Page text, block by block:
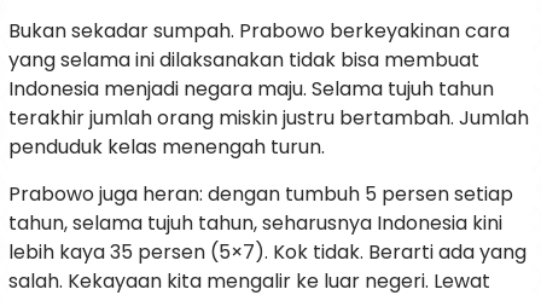
Bukan sekadar sumpah. Prabowo berkeyakinan cara
yang selama ini dilaksanakan tidak bisa membuat
Indonesia menjadi negara maju. Selama tujuh tahun
terakhir jumlah orang miskin justru bertambah. Jumlah
penduduk kelas menengah turun.
Prabowo juga heran: dengan tumbuh 5 persen setiap
tahun, selama tujuh tahun, seharusnya Indonesia kini
lebih kaya 35 persen (5×7). Kok tidak. Berarti ada yang
salah. Kekayaan kita mengalir ke luar negeri. Lewat